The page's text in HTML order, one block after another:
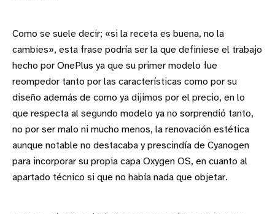
Como se suele decir; «si la receta es buena, no la
cambies», esta frase podría ser la que definiese el trabajo
hecho por OnePlus ya que su primer modelo fue
reompedor tanto por las características como por su
diseño además de como ya dijimos por el precio, en lo
que respecta al segundo modelo ya no sorprendió tanto,
no por ser malo ni mucho menos, la renovación estética
aunque notable no destacaba y prescindía de Cyanogen
para incorporar su propia capa Oxygen OS, en cuanto al
apartado técnico si que no había nada que objetar.